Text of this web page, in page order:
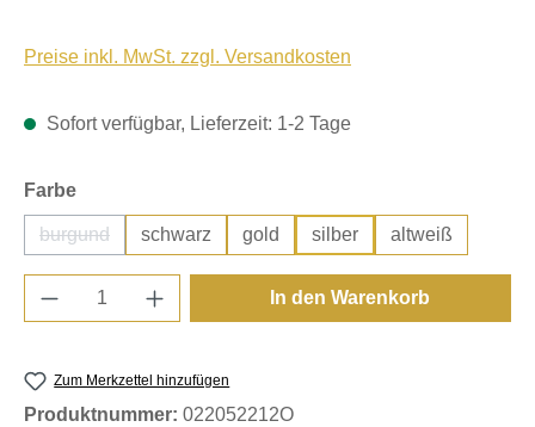
Preise inkl. MwSt. zzgl. Versandkosten
Sofort verfügbar, Lieferzeit: 1-2 Tage
Farbeauswählen
burgund
(Diese Option ist zurzeit nicht verfügbar.)
schwarz gold silber altweiß
Produkt Anzahl: Gib den gewünschten
In den Warenkorb
Zum Merkzettel hinzufügen
Produktnummer: 022052212O